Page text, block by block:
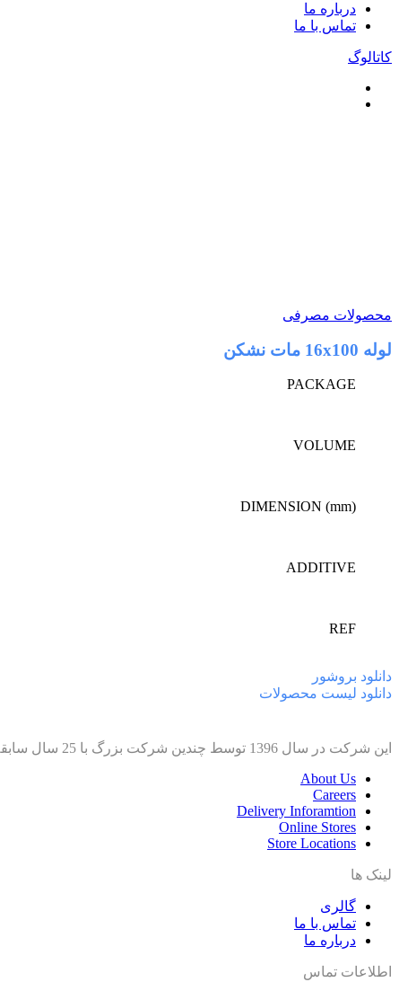
درباره ما
تماس با ما
کاتالوگ
محصولات مصرفی
لوله 16x100 مات نشکن
PACKAGE
VOLUME
DIMENSION (mm)
ADDITIVE
REF
دانلود بروشور
دانلود لیست محصولات
این شرکت در سال 1396 توسط چندین شرکت بزرگ با 25 سال سابقه برای واردات محصولات آزمایشگاهی ایجاد شد.
About Us
Careers
Delivery Inforamtion
Online Stores
Store Locations
لینک ها
گالری
تماس با ما
درباره ما
اطلاعات تماس